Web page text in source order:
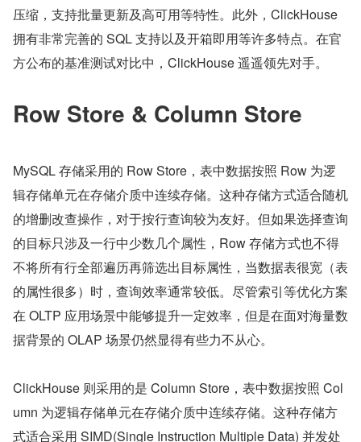
压缩，支持批量更新及高可用等特性。此外，ClickHouse
拥有非常完善的 SQL 支持以及开箱即用等许多特点。在官
方公布的基准测试对比中，ClickHouse 遥遥领先对手。
Row Store & Column Store
MySQL 存储采用的 Row Store，表中数据按照 Row 为逻
辑存储单元在存储介质中连续存储。这种存储方式适合随机
的增删改查操作，对于按行查询较为友好。但如果选择查询
的目标只涉及一行中少数几个属性，Row 存储方式也不得
不将所有行全部遍历再筛选出目标属性，当数据表很宽（表
的属性很多）时，查询效率通常较低。尽管索引等优化方案
在 OLTP 应用场景中能够提升一定效率，但是在面对海量数
据背景的 OLAP 场景仍然显得有些力不从心。
ClickHouse 则采用的是 Column Store，表中数据按照 Col
umn 为逻辑存储单元在存储介质中连续存储。这种存储方
式适合采用 SIMD(Single Instruction Multiple Data) 并发处